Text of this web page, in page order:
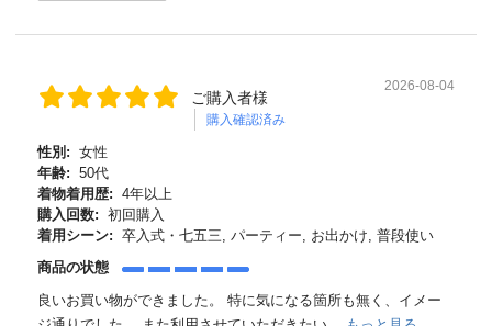
ご購入者様
購入確認済み
2026-08-04
性別: 女性
年齢: 50代
着物着用歴: 4年以上
購入回数: 初回購入
着用シーン: 卒入式・七五三, パーティー, お出かけ, 普段使い
商品の状態
良いお買い物ができました。 特に気になる箇所も無く、イメー